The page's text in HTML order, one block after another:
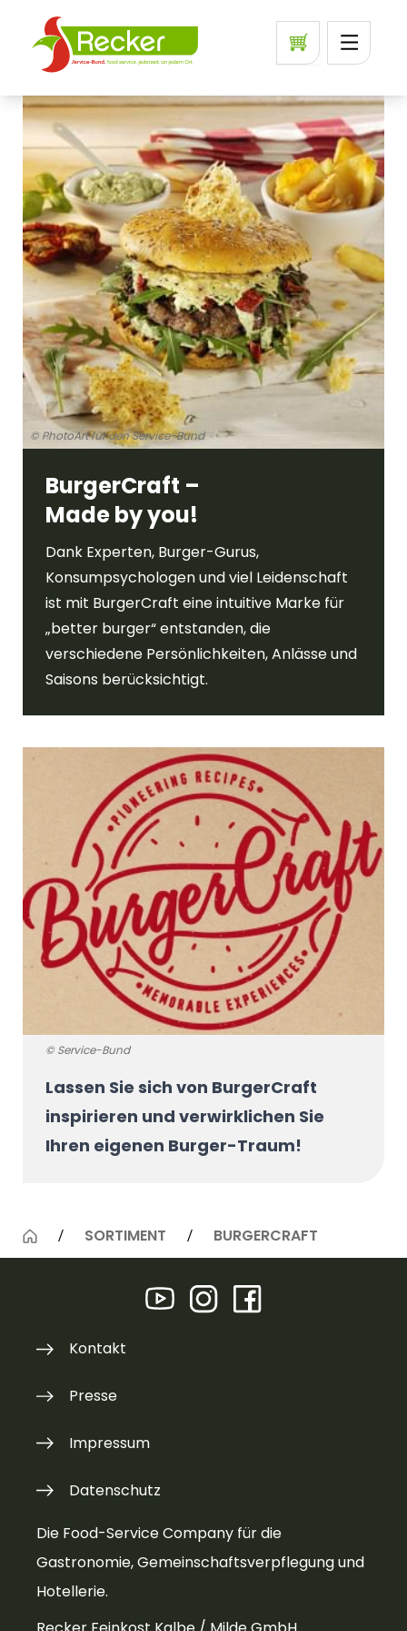
© PhotoArt für den Service-Bund
BurgerCraft –
Made by you!
Dank Experten, Burger-Gurus,
Konsumpsychologen und viel Leidenschaft
ist mit BurgerCraft eine intuitive Marke für
„better burger“ entstanden, die
verschiedene Persönlichkeiten, Anlässe und
Saisons berücksichtigt.
© Service-Bund
Lassen Sie sich von BurgerCraft
inspirieren und verwirklichen Sie
Ihren eigenen Burger-Traum!
SORTIMENT BURGERCRAFT
Die Food-Service Company für die
Gastronomie, Gemeinschaftsverpflegung und
Hotellerie.
Kontakt
Presse
Impressum
Datenschutz